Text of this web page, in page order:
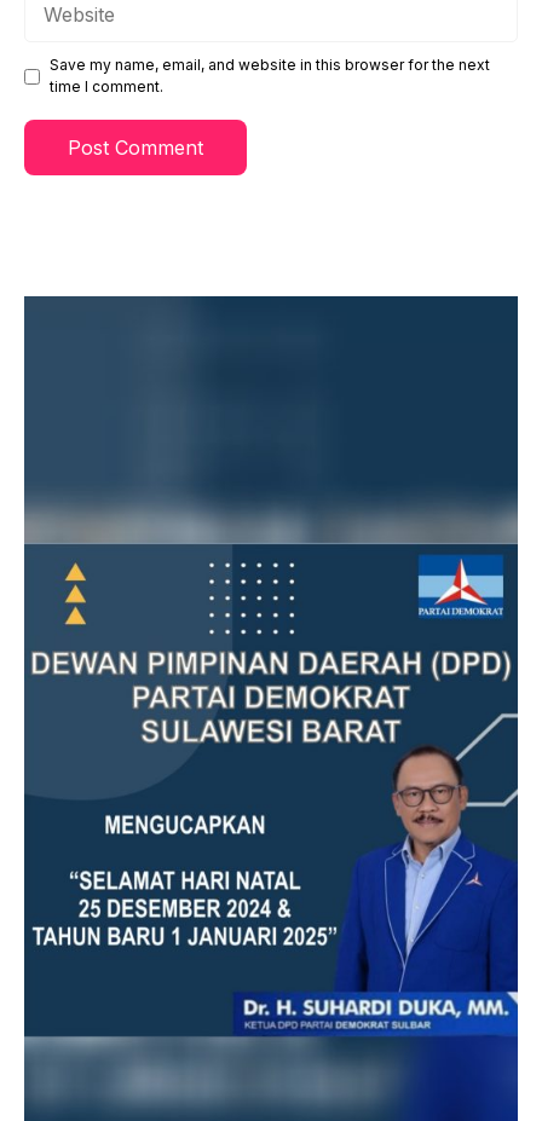
Save my name, email, and website in this browser for the next
time I comment.